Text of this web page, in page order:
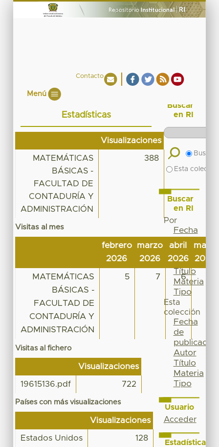
Contacto
Menú
Estadísticas
Visualizaciones
MATEMÁTICAS
BÁSICAS -
FACULTAD DE
CONTADURÍA Y
ADMINISTRACIÓN
388
Visitas al mes
febrero
2026
marzo
2026
abril
2026
mayo
2026
MATEMÁTICAS
BÁSICAS -
FACULTAD DE
CONTADURÍA Y
ADMINISTRACIÓN
5 7 6
Visitas al fichero
Visualizaciones
19615136.pdf 722
Países con más visualizaciones
Visualizaciones
Estados Unidos 128
Buscar
en RI
Buscar
Esta
Buscar
en RI
Por
Fecha
de
publicación
Autor
Título
Materia
Tipo
Esta
colección
Fecha
de
publicación
Autor
Título
Materia
Tipo
Usuario
Acceder
Estadísticas